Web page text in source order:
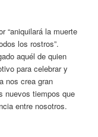
“aniquilará la muerte
los rostros”.
aquél de quien
para celebrar y
nos crea gran
nuevos tiempos que
entre nosotros.